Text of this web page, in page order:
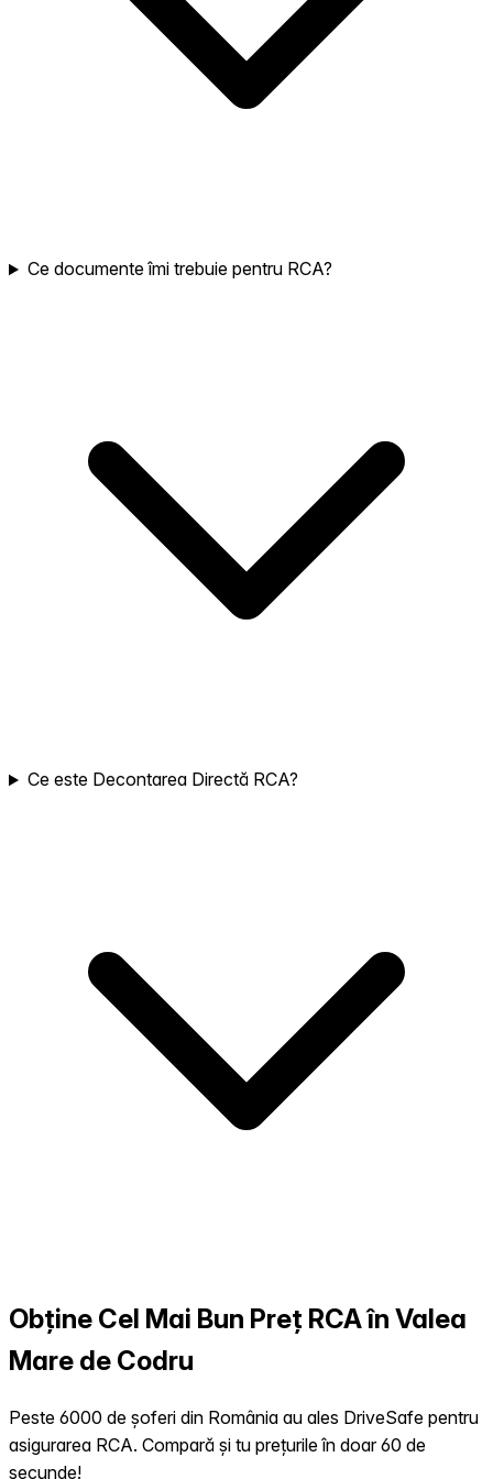
Ce documente îmi trebuie pentru RCA?
Ce este Decontarea Directă RCA?
Obține Cel Mai Bun Preț RCA în Valea
Mare de Codru
Peste 6000 de șoferi din România au ales DriveSafe pentru
asigurarea RCA. Compară și tu prețurile în doar 60 de
secunde!